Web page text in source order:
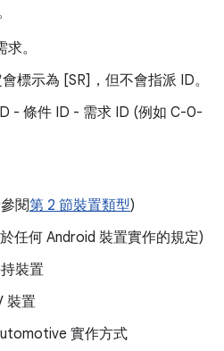
。
標示為 [SR]，但不會指派 ID。
- 條件 ID - 需求 ID (例如 C-0-
閱第 2 節裝置類型)
任何 Android 裝置實作的規定)
裝置
裝置
實作方式